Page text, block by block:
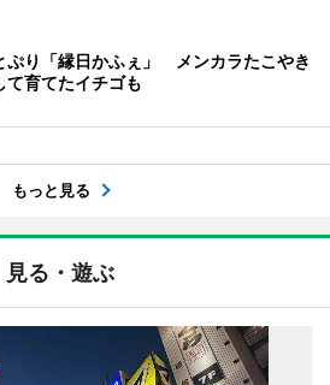
ぷり「縁日かふぇ」 メンカラたこやき
て育てたイチゴも
もっと見る
見る・遊ぶ